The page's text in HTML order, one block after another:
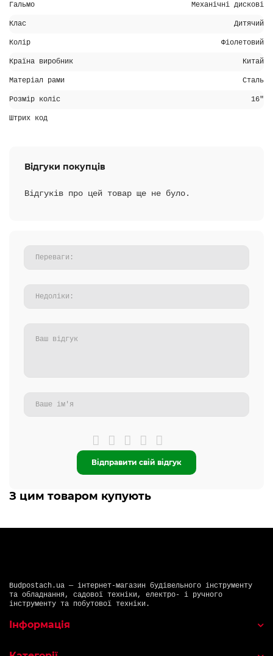
Гальмо Механічні дискові
Клас Дитячий
Колір Фіолетовий
Країна виробник Китай
Матеріал рами Сталь
Розмір коліс 16"
Штрих код
Відгуки покупців
Відгуків про цей товар ще не було.
Відправити свій відгук
З цим товаром купують
Budpostach.ua — інтернет-магазин будівельного інструменту
та обладнання, садової техніки, електро- і ручного
інструменту та побутової техніки.
Інформація